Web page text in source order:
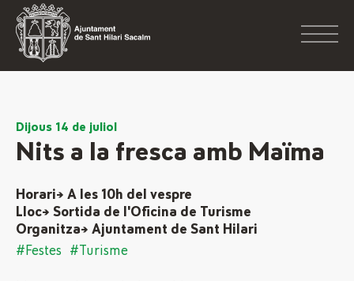
Dijous 14 de juliol
Nits a la fresca amb Maïma
Horari→ A les 10h del vespre
Lloc→ Sortida de l'Oficina de Turisme
Organitza→ Ajuntament de Sant Hilari
#Festes
#Turisme